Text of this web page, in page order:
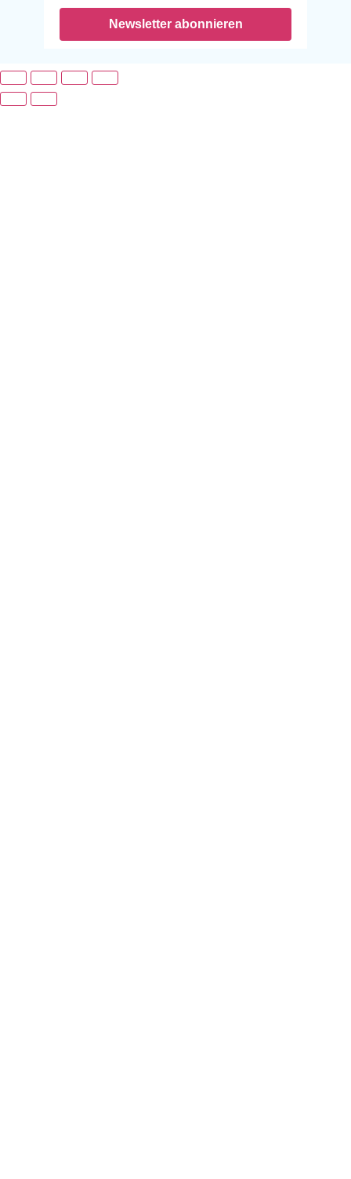
Newsletter abonnieren